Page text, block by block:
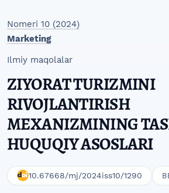
Nomeri 10 (2024)
Marketing
Ilmiy maqolalar
ZIYORAT TURIZMINI
RIVOJLANTIRISH
MEXANIZMINING
HUQUQIY ASOSLARI
10.67668/mj/2024iss10/1290